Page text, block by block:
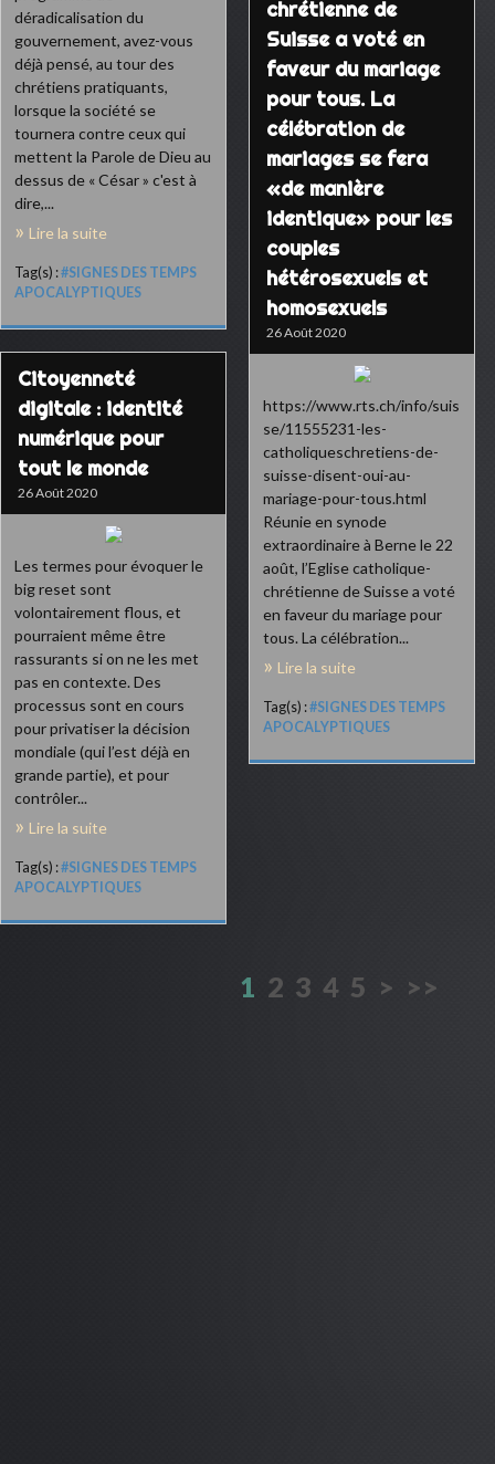
déradicalisation du
gouvernement, avez-vous
déjà pensé, au tour des
chrétiens pratiquants,
lorsque la société se
tournera contre ceux qui
mettent la Parole de Dieu au
dessus de « César » c'est à
dire,...
Lire la suite
Tag(s) :#SIGNES DES TEMPS
APOCALYPTIQUES
chrétienne de
Suisse a voté en
faveur du mariage
pour tous. La
célébration de
mariages se fera
«de manière
identique» pour les
couples
hétérosexuels et
homosexuels
26 Août 2020
https://www.rts.ch/info/suis
se/11555231-les-
catholiqueschretiens-de-
suisse-disent-oui-au-
mariage-pour-tous.html
Réunie en synode
extraordinaire à Berne le 22
août, l’Eglise catholique-
chrétienne de Suisse a voté
en faveur du mariage pour
tous. La célébration...
Lire la suite
Tag(s) :#SIGNES DES TEMPS
APOCALYPTIQUES
Citoyenneté
digitale : identité
numérique pour
tout le monde
26 Août 2020
Les termes pour évoquer le
big reset sont
volontairement flous, et
pourraient même être
rassurants si on ne les met
pas en contexte. Des
processus sont en cours
pour privatiser la décision
mondiale (qui l’est déjà en
grande partie), et pour
contrôler...
Lire la suite
Tag(s) :#SIGNES DES TEMPS
APOCALYPTIQUES
1 2 3 4 5 > >>